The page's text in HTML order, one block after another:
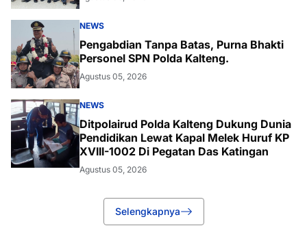
NEWS
Pengabdian Tanpa Batas, Purna Bhakti
Personel SPN Polda Kalteng.
Agustus 05, 2026
NEWS
Ditpolairud Polda Kalteng Dukung Dunia
Pendidikan Lewat Kapal Melek Huruf KP
XVIII-1002 Di Pegatan Das Katingan
Agustus 05, 2026
Selengkapnya